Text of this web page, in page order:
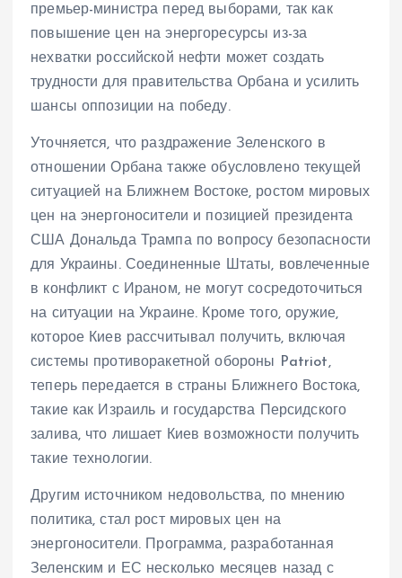
премьер-министра перед выборами, так как
повышение цен на энергоресурсы из-за
нехватки российской нефти может создать
трудности для правительства Орбана и усилить
шансы оппозиции на победу.
Уточняется, что раздражение Зеленского в
отношении Орбана также обусловлено текущей
ситуацией на Ближнем Востоке, ростом мировых
цен на энергоносители и позицией президента
США Дональда Трампа по вопросу безопасности
для Украины. Соединенные Штаты, вовлеченные
в конфликт с Ираном, не могут сосредоточиться
на ситуации на Украине. Кроме того, оружие,
которое Киев рассчитывал получить, включая
системы противоракетной обороны Patriot,
теперь передается в страны Ближнего Востока,
такие как Израиль и государства Персидского
залива, что лишает Киев возможности получить
такие технологии.
Другим источником недовольства, по мнению
политика, стал рост мировых цен на
энергоносители. Программа, разработанная
Зеленским и ЕС несколько месяцев назад с